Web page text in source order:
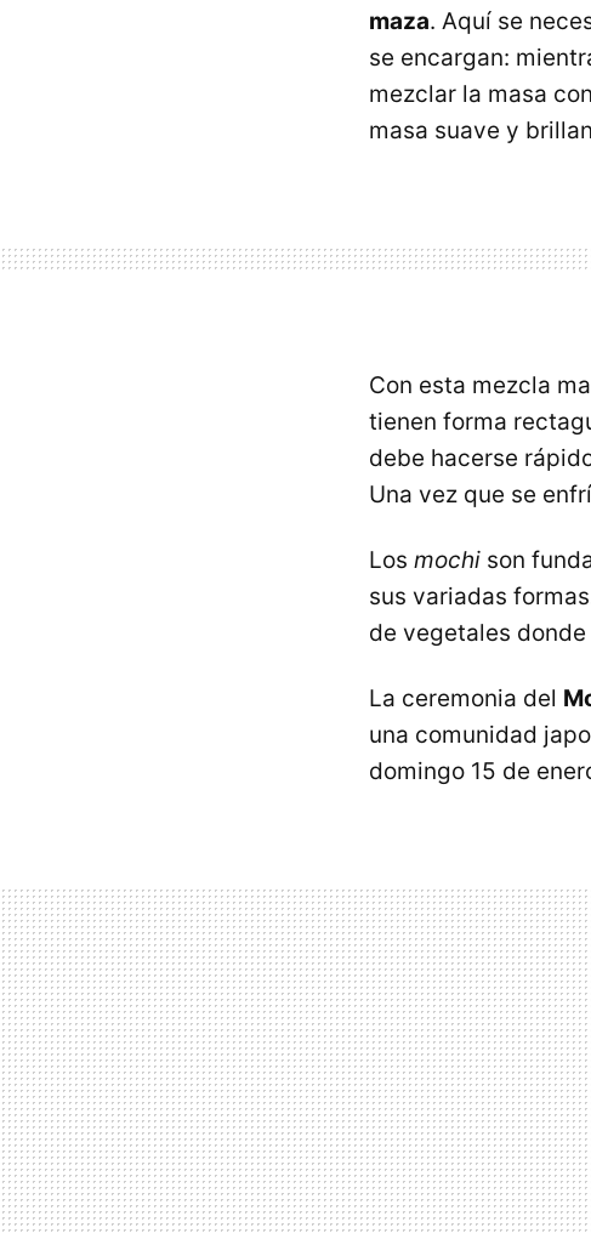
maza. Aquí se
se encargan:
mezclar la masa
masa suave y
Con esta mezcla
tienen forma
debe hacerse
Una vez que se
Los mochi son
sus variadas
de vegetales
La ceremonia del
una comunidad
domingo 15 de